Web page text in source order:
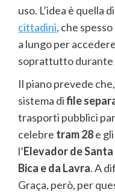
uso. L’idea è quella
cittadini, che
a lungo per
soprattutto durante
Il piano prevede
sistema difile
trasporti pubblici
celebre tram 28e gli
l’Elevador de
Bica e da Lavra. A
Graça, però, per